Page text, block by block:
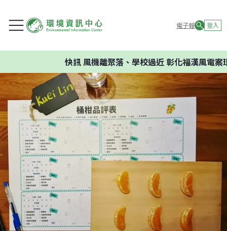
電子報 登入
風機離聚落、學校過近 彰化福漢風電案環委建